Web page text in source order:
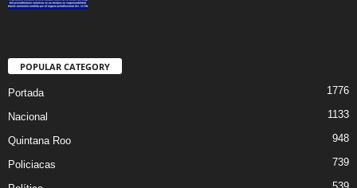
POPULAR CATEGORY
Portada 1776
Nacional 1133
Quintana Roo 948
Policiacas 739